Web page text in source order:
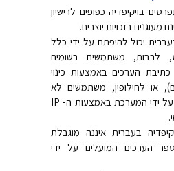
בויקיפדיה כפופים לרישיון
מעוגנים בזכויות יוצרים.
יכול להיפתח על ידי כלל
לרבות, משתמשים רשומים
הערכים באמצעות כינוי
או לחילופין, משתמשים לא
רשומים המזוהים על ידי המערכת באמצעות ה- IP
בעברית איננה מוגבלת
הערכים המועלים על ידי